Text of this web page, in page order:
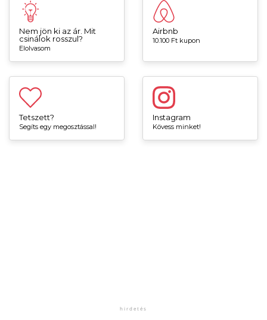
Nem jön ki az ár. Mit
csinálok rosszul?
Elolvasom
Airbnb
10.100 Ft kupon
Tetszett?
Segíts egy megosztással!
Instagram
Kövess minket!